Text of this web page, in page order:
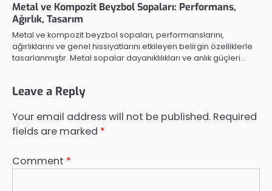
Metal ve Kompozit Beyzbol Sopaları: Performans,
Ağırlık, Tasarım
Metal ve kompozit beyzbol sopaları, performanslarını,
ağırlıklarını ve genel hissiyatlarını etkileyen belirgin özelliklerle
tasarlanmıştır. Metal sopalar dayanıklılıkları ve anlık güçleri…
Leave a Reply
Your email address will not be published. Required
fields are marked *
Comment *